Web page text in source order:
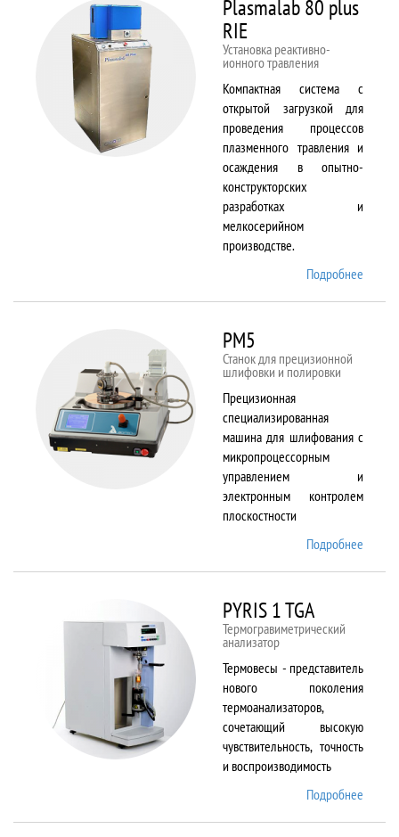
Plasmalab 80 plus
RIE
Установка реактивно-
ионного травления
Компактная система с
открытой загрузкой для
проведения процессов
плазменного травления и
осаждения в опытно-
конструкторских
разработках и
мелкосерийном
производстве.
Подробнее
PM5
Станок для прецизионной
шлифовки и полировки
Прецизионная
специализированная
машина для шлифования с
микропроцессорным
управлением и
электронным контролем
плоскостности
Подробнее
PYRIS 1 TGA
Термогравиметрический
анализатор
Термовесы - представитель
нового поколения
термоанализаторов,
сочетающий высокую
чувствительность, точность
и воспроизводимость
Подробнее